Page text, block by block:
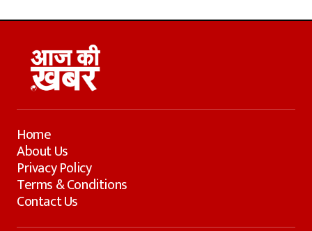
Home
About Us
Privacy Policy
Terms & Conditions
Contact Us